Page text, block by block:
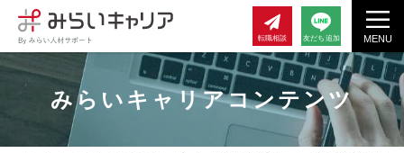
MENU
転職相談 友だち追加
みらいキャリアコンテンツ